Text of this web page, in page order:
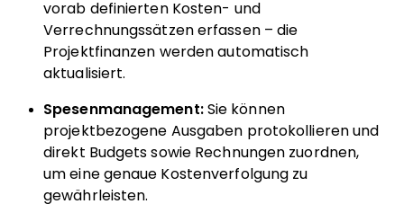
vorab definierten Kosten- und
Verrechnungssätzen erfassen – die
Projektfinanzen werden automatisch
aktualisiert.
Spesenmanagement:Sie können
projektbezogene Ausgaben protokollieren und
direkt Budgets sowie Rechnungen zuordnen,
um eine genaue Kostenverfolgung zu
gewährleisten.